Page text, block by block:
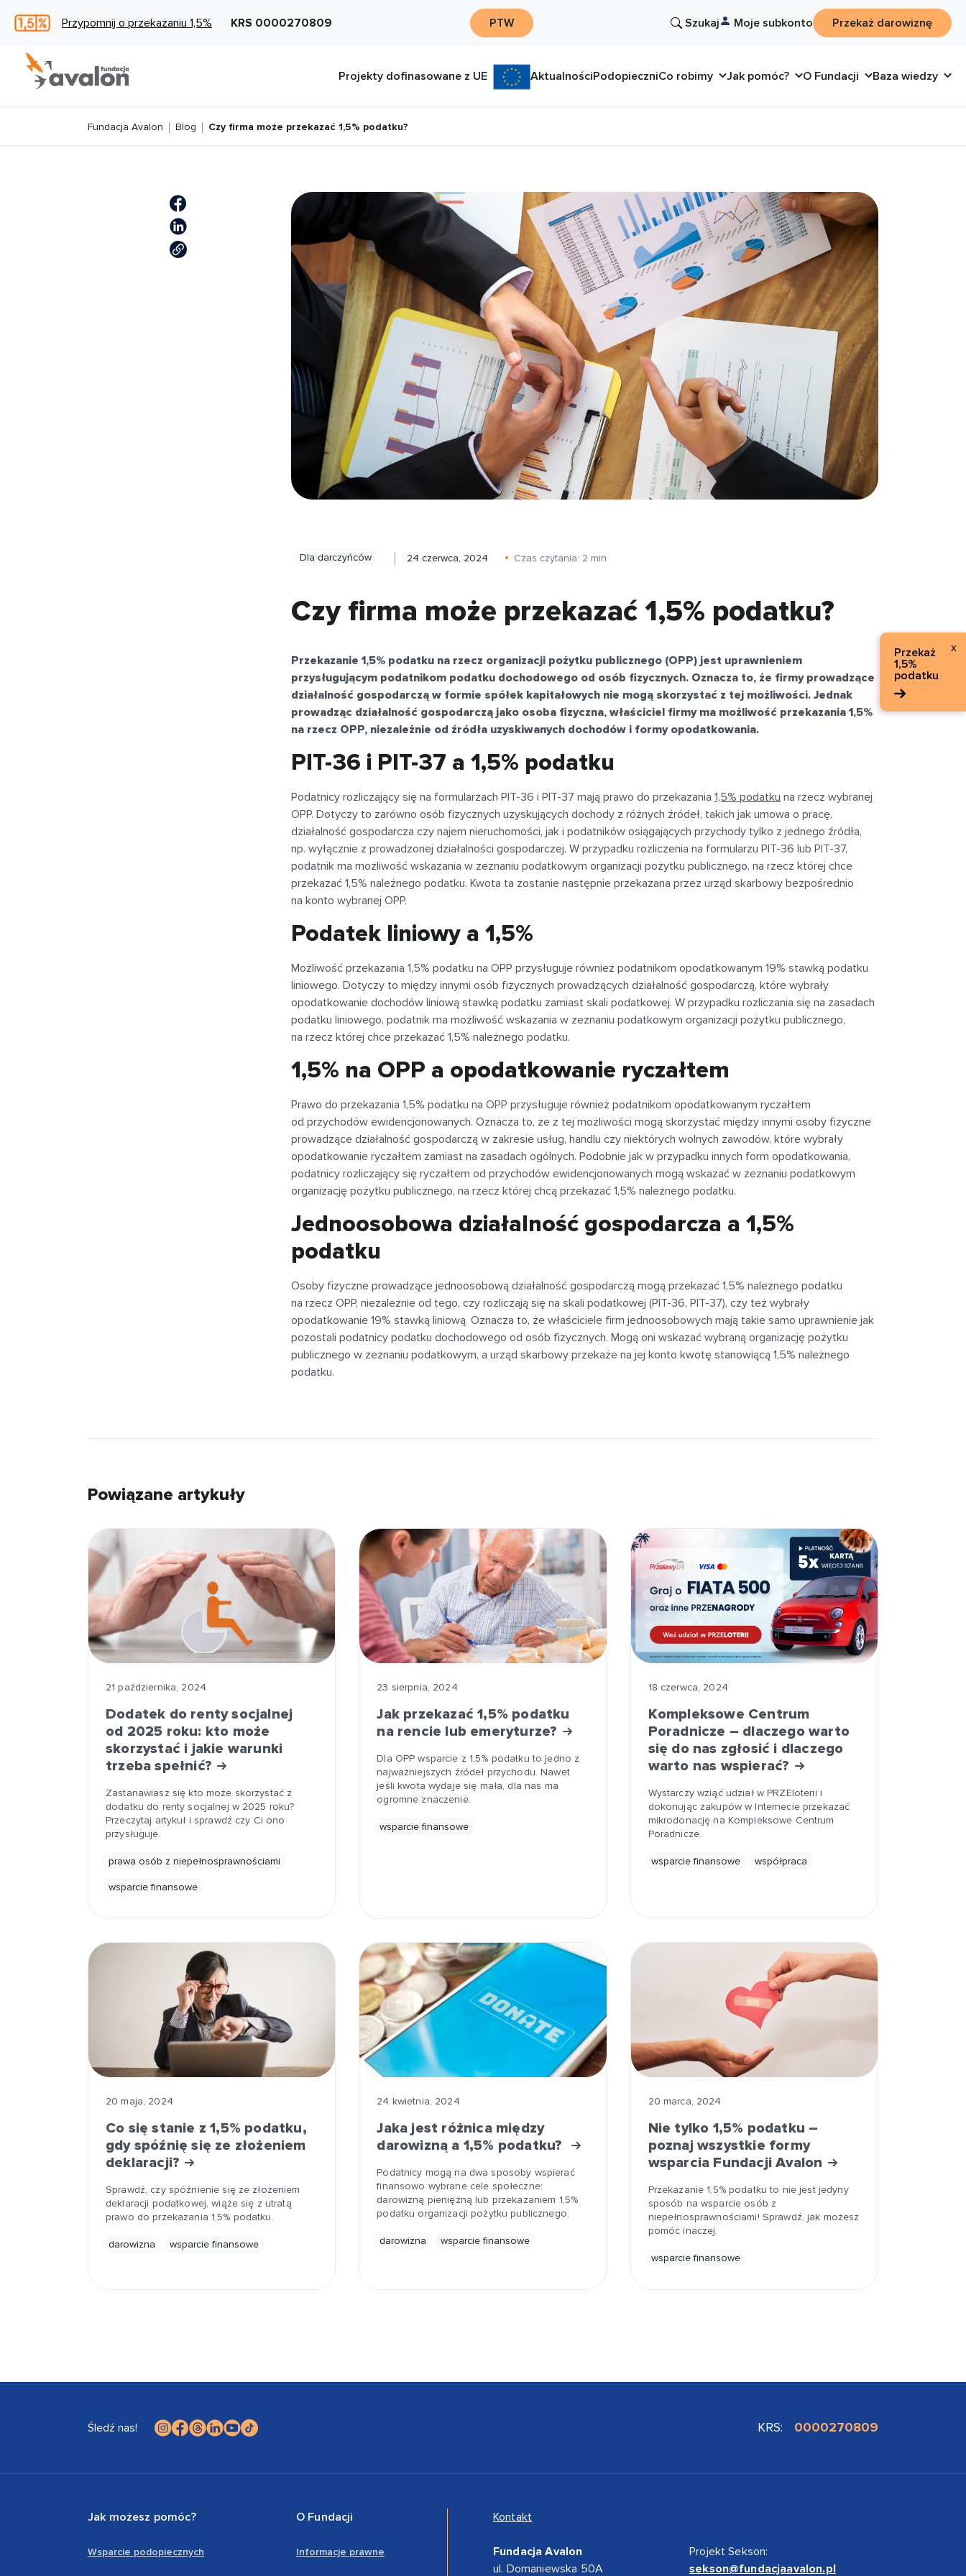
Przekaż
1,5%
podatku
x
Przypomnij o przekazaniu 1,5% KRS 0000270809 PTW Szukaj Moje subkonto Przekaż darowiznę
Projekty dofinasowane z UE AktualnościPodopieczniCo robimy Jak pomóc? O Fundacji Baza wiedzy
Fundacja Avalon Blog Czy firma może przekazać 1,5% podatku?
Dla darczyńców 24 czerwca, 2024 Czas czytania: 2 min
Czy firma może przekazać 1,5% podatku?
Przekazanie 1,5% podatku na rzecz organizacji pożytku publicznego (OPP) jest uprawnieniem
przysługującym podatnikom podatku dochodowego od osób fizycznych. Oznacza to, że firmy prowadzące
działalność gospodarczą w formie spółek kapitałowych nie mogą skorzystać z tej możliwości. Jednak
prowadząc działalność gospodarczą jako osoba fizyczna, właściciel firmy ma możliwość przekazania 1,5%
na rzecz OPP, niezależnie od źródła uzyskiwanych dochodów i formy opodatkowania.
PIT-36 i PIT-37 a 1,5% podatku
Podatnicy rozliczający się na formularzach PIT-36 i PIT-37 mają prawo do przekazania 1,5% podatku na rzecz wybranej
OPP. Dotyczy to zarówno osób fizycznych uzyskujących dochody z różnych źródeł, takich jak umowa o pracę,
działalność gospodarcza czy najem nieruchomości, jak i podatników osiągających przychody tylko z jednego źródła,
np. wyłącznie z prowadzonej działalności gospodarczej. W przypadku rozliczenia na formularzu PIT-36 lub PIT-37,
podatnik ma możliwość wskazania w zeznaniu podatkowym organizacji pożytku publicznego, na rzecz której chce
przekazać 1,5% należnego podatku. Kwota ta zostanie następnie przekazana przez urząd skarbowy bezpośrednio
na konto wybranej OPP.
Podatek liniowy a 1,5%
Możliwość przekazania 1,5% podatku na OPP przysługuje również podatnikom opodatkowanym 19% stawką podatku
liniowego. Dotyczy to między innymi osób fizycznych prowadzących działalność gospodarczą, które wybrały
opodatkowanie dochodów liniową stawką podatku zamiast skali podatkowej. W przypadku rozliczania się na zasadach
podatku liniowego, podatnik ma możliwość wskazania w zeznaniu podatkowym organizacji pożytku publicznego,
na rzecz której chce przekazać 1,5% należnego podatku.
1,5% na OPP a opodatkowanie ryczałtem
Prawo do przekazania 1,5% podatku na OPP przysługuje również podatnikom opodatkowanym ryczałtem
od przychodów ewidencjonowanych. Oznacza to, że z tej możliwości mogą skorzystać między innymi osoby fizyczne
prowadzące działalność gospodarczą w zakresie usług, handlu czy niektórych wolnych zawodów, które wybrały
opodatkowanie ryczałtem zamiast na zasadach ogólnych. Podobnie jak w przypadku innych form opodatkowania,
podatnicy rozliczający się ryczałtem od przychodów ewidencjonowanych mogą wskazać w zeznaniu podatkowym
organizację pożytku publicznego, na rzecz której chcą przekazać 1,5% należnego podatku.
Jednoosobowa działalność gospodarcza a 1,5%
podatku
Osoby fizyczne prowadzące jednoosobową działalność gospodarczą mogą przekazać 1,5% należnego podatku
na rzecz OPP, niezależnie od tego, czy rozliczają się na skali podatkowej (PIT-36, PIT-37), czy też wybrały
opodatkowanie 19% stawką liniową. Oznacza to, że właściciele firm jednoosobowych mają takie samo uprawnienie jak
pozostali podatnicy podatku dochodowego od osób fizycznych. Mogą oni wskazać wybraną organizację pożytku
publicznego w zeznaniu podatkowym, a urząd skarbowy przekaże na jej konto kwotę stanowiącą 1,5% należnego
podatku.
Powiązane artykuły
21 października, 2024
Dodatek do renty socjalnej
od 2025 roku: kto może
skorzystać i jakie warunki
trzeba spełnić?
Zastanawiasz się kto może skorzystać z
dodatku do renty socjalnej w 2025 roku?
Przeczytaj artykuł i sprawdź czy Ci ono
przysługuje.
prawa osób z niepełnosprawnościami
wsparcie finansowe
23 sierpnia, 2024
Jak przekazać 1,5% podatku
na rencie lub emeryturze?
Dla OPP wsparcie z 1,5% podatku to jedno z
najważniejszych źródeł przychodu. Nawet
jeśli kwota wydaje się mała, dla nas ma
ogromne znaczenie.
wsparcie finansowe
18 czerwca, 2024
Kompleksowe Centrum
Poradnicze – dlaczego warto
się do nas zgłosić i dlaczego
warto nas wspierać?
Wystarczy wziąć udział w PRZEloterii i
dokonując zakupów w Internecie przekazać
mikrodonację na Kompleksowe Centrum
Poradnicze.
wsparcie finansowe współpraca
20 maja, 2024
Co się stanie z 1,5% podatku,
gdy spóźnię się ze złożeniem
deklaracji?
Sprawdź, czy spóźnienie się ze złożeniem
deklaracji podatkowej, wiąże się z utratą
prawo do przekazania 1,5% podatku.
darowizna wsparcie finansowe
24 kwietnia, 2024
Jaka jest różnica między
darowizną a 1,5% podatku?
Podatnicy mogą na dwa sposoby wspierać
finansowo wybrane cele społeczne:
darowizną pieniężną lub przekazaniem 1,5%
podatku organizacji pożytku publicznego.
darowizna wsparcie finansowe
20 marca, 2024
Nie tylko 1,5% podatku –
poznaj wszystkie formy
wsparcia Fundacji Avalon
Przekazanie 1,5% podatku to nie jest jedyny
sposób na wsparcie osób z
niepełnosprawnościami! Sprawdź, jak możesz
pomóc inaczej.
wsparcie finansowe
KRS: 0000270809
Śledź nas!
Jak możesz pomóc?
Wsparcie podopiecznych
O Fundacji
Informacje prawne
Kontakt
Fundacja Avalon
ul. Domaniewska 50A
Projekt Sekson:
sekson@fundacjaavalon.pl